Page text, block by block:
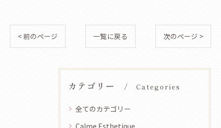
< 前のページ 一覧に戻る 次のページ >
カテゴリー Categories
全てのカテゴリー